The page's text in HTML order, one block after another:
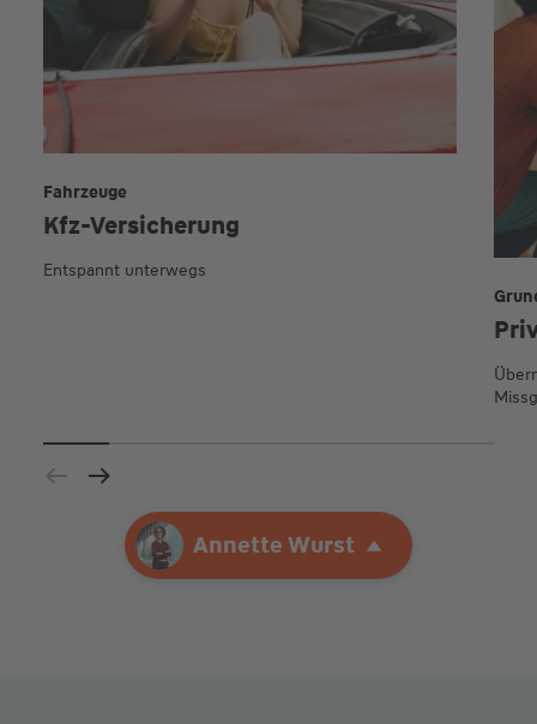
Ihre AgenturAnnette Wurst
Annette Wurst
Kfz-Versicherung
Fahrzeuge
Entspannt unterwegs